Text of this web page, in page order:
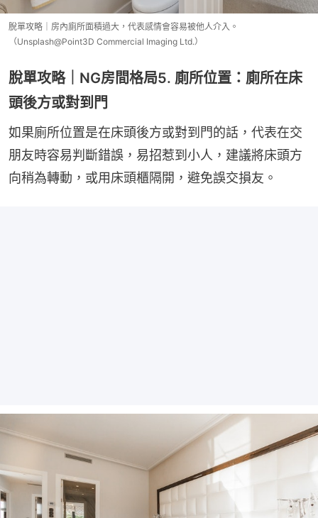
脫單攻略｜房內廁所面積過大，代表感情會容易被他人介入。
（Unsplash@Point3D Commercial Imaging Ltd.）
脫單攻略｜NG房間格局5. 廁所位置：廁所在床
頭後方或對到門
如果廁所位置是在床頭後方或對到門的話，代表在交
朋友時容易判斷錯誤，易招惹到小人，建議將床頭方
向稍為轉動，或用床頭櫃隔開，避免誤交損友。